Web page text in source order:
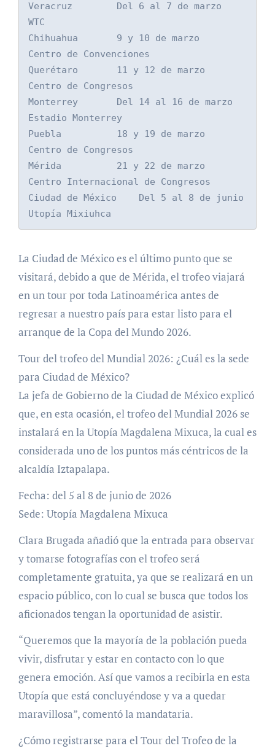
Veracruz        Del 6 al 7 de marzo
WTC
Chihuahua       9 y 10 de marzo
Centro de Convenciones
Querétaro       11 y 12 de marzo
Centro de Congresos
Monterrey       Del 14 al 16 de marzo
Estadio Monterrey
Puebla          18 y 19 de marzo
Centro de Congresos
Mérida          21 y 22 de marzo
Centro Internacional de Congresos
Ciudad de México    Del 5 al 8 de junio
Utopía Mixiuhca
La Ciudad de México es el último punto que se
visitará, debido a que de Mérida, el trofeo viajará
en un tour por toda Latinoamérica antes de
regresar a nuestro país para estar listo para el
arranque de la Copa del Mundo 2026.
Tour del trofeo del Mundial 2026: ¿Cuál es la sede
para Ciudad de México?
La jefa de Gobierno de la Ciudad de México explicó
que, en esta ocasión, el trofeo del Mundial 2026 se
instalará en la Utopía Magdalena Mixuca, la cual es
considerada uno de los puntos más céntricos de la
alcaldía Iztapalapa.
Fecha: del 5 al 8 de junio de 2026
Sede: Utopía Magdalena Mixuca
Clara Brugada añadió que la entrada para observar
y tomarse fotografías con el trofeo será
completamente gratuita, ya que se realizará en un
espacio público, con lo cual se busca que todos los
aficionados tengan la oportunidad de asistir.
“Queremos que la mayoría de la población pueda
vivir, disfrutar y estar en contacto con lo que
genera emoción. Así que vamos a recibirla en esta
Utopía que está concluyéndose y va a quedar
maravillosa”, comentó la mandataria.
¿Cómo registrarse para el Tour del Trofeo de la